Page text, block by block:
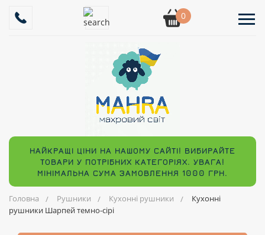
0
НАЙКРАЩІ ЦІНИ НА НАШОМУ САЙТІ! ВИБИРАЙТЕ
ТОВАРИ У ПОТРІБНИХ КАТЕГОРІЯХ. УВАГА!
МІНІМАЛЬНА СУМА ЗАМОВЛЕННЯ 1000 ГРН.
Головна Рушники Кухонні рушники
Кухонні
рушники Шарпей темно-сірі